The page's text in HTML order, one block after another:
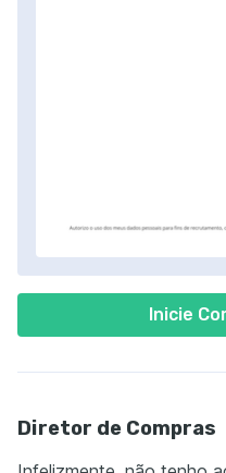
Inicie
Diretor de Compras